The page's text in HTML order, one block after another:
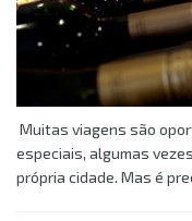
Muitas viagens são
especiais, algumas
própria cidade. Mas é